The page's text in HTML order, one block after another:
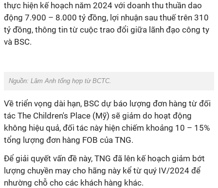
thực hiện kế hoạch năm 2024 với doanh thu thuần dao
động 7.900 – 8.000 tỷ đồng, lợi nhuận sau thuế trên 310
tỷ đồng, thông tin từ cuộc trao đổi giữa lãnh đạo công ty
và BSC.
Nguồn: Lâm Anh tổng hợp từ BCTC.
Về triển vọng dài hạn, BSC dự báo lượng đơn hàng từ đối
tác The Children's Place (Mỹ) sẽ giảm do hoạt động
không hiệu quả, đối tác này hiện chiếm khoảng 10 – 15%
tổng lượng đơn hàng FOB của TNG.
Để giải quyết vấn đề này, TNG đã lên kế hoạch giảm bớt
lượng chuyền may cho hãng này kể từ quý IV/2024 để
nhường chỗ cho các khách hàng khác.